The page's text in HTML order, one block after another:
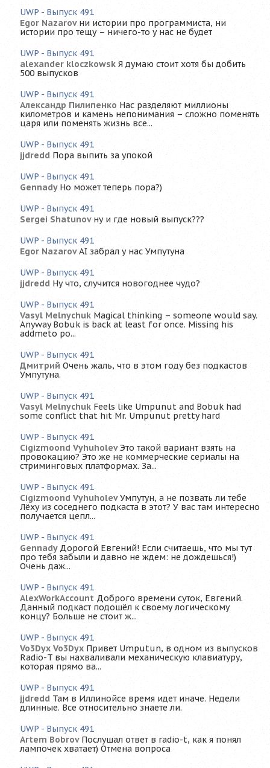
UWP - Выпуск 491
Egor Nazarov ни истории про программиста, ни
истории про тещу – ничего-то у нас не будет
UWP - Выпуск 491
alexander kloczkowsk Я думаю стоит хотя бы добить
500 выпусков
UWP - Выпуск 491
Александр Пилипенко Нас разделяют миллионы
километров и камень непонимания – сложно поменять
царя или поменять жизнь все...
UWP - Выпуск 491
jjdredd Пора выпить за упокой
UWP - Выпуск 491
Gennady Но может теперь пора?)
UWP - Выпуск 491
Sergei Shatunov ну и где новый выпуск???
UWP - Выпуск 491
Egor Nazarov AI забрал у нас Умпутуна
UWP - Выпуск 491
jjdredd Ну что, случится новогоднее чудо?
UWP - Выпуск 491
Vasyl Melnychuk Magical thinking – someone would say.
Anyway Bobuk is back at least for once. Missing his
addmeto po...
UWP - Выпуск 491
Дмитрий Очень жаль, что в этом году без подкастов
Умпутуна.
UWP - Выпуск 491
Vasyl Melnychuk Feels like Umpunut and Bobuk had
some conflict that hit Mr. Umpunut pretty hard
UWP - Выпуск 491
Cigizmoond Vyhuholev Это такой вариант взять на
провокацию? Это же не коммерческие сериалы на
стриминговых платформах. За...
UWP - Выпуск 491
Cigizmoond Vyhuholev Умпутун, а не позвать ли тебе
Лёху из соседнего подкаста в этот? У вас там интересно
получается цепл...
UWP - Выпуск 491
Gennady Дорогой Евгений! Если считаешь, что мы тут
про тебя забыли и давно не ждем: не дождешься!)
Очень даж...
UWP - Выпуск 491
AlexWorkAccount Доброго времени суток, Евгений.
Данный подкаст подошёл к своему логическому
концу? Больше не стоит ж...
UWP - Выпуск 491
Vo3Dyx Vo3Dyx Привет Umputun, в одном из выпусков
Radio-T вы нахваливали механическую клавиатуру,
которая прямо ва...
UWP - Выпуск 491
jjdredd Там в Иллинойсе время идет иначе. Недели
длинные. Все относительно знаете ли.
UWP - Выпуск 491
Artem Bobrov Послушал ответ в radio-t, как я понял
лампочек хватает) Отмена вопроса